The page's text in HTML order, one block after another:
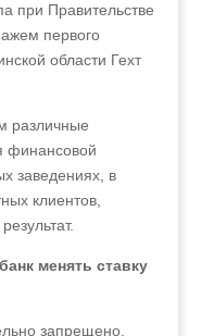
при Правительстве
первого
области Гехт
различные
финансовой
заведениях, в
клиентов,
менять ставку
запрещено.